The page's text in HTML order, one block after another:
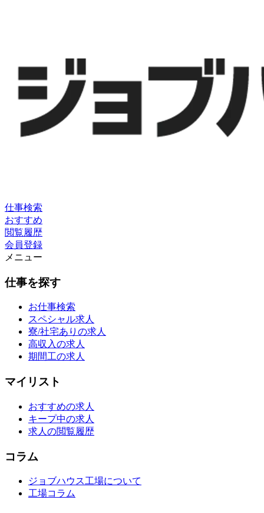
仕事検索
おすすめ
閲覧履歴
会員登録
メニュー
仕事を探す
お仕事検索
スペシャル求人
寮/社宅ありの求人
高収入の求人
期間工の求人
マイリスト
おすすめの求人
キープ中の求人
求人の閲覧履歴
コラム
ジョブハウス工場について
工場コラム